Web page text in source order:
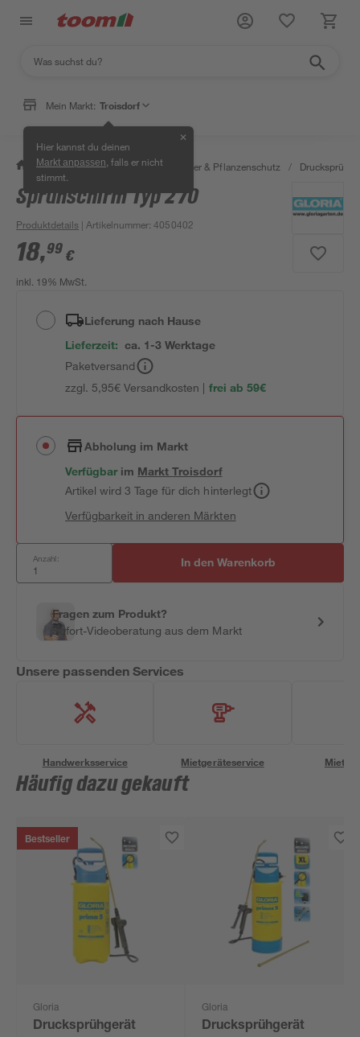
Mein Markt: Troisdorf
Hier kannst du deinen
Markt anpassen , falls er nicht
stimmt.
✕
/ Garten & Freizeit / Erden, Dünger & Pflanzenschutz / Drucksprüher
Sprühschirm Typ 270
Produktdetails | Artikelnummer:4050402
18,99 €
inkl. 19% MwSt.
Lieferung nach Hause
Lieferzeit: ca. 1-3 Werktage
Paketversand
zzgl. 5,95€ Versandkosten | frei ab 59€
Abholung im Markt
Verfügbar im MarktTroisdorf
Artikel wird 3 Tage für dich hinterlegt
Verfügbarkeit in anderen Märkten
Anzahl: In den Warenkorb
Fragen zum Produkt?
Sofort-Videoberatung aus dem Markt
Unsere passenden Services
Handwerksservice Mietgeräteservice
Häufig dazu gekauft
Bestseller
Gloria
Drucksprühgerät
Gloria
Drucksprühgerät